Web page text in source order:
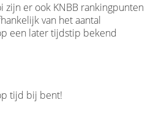
zijn er ook KNBB rankingpunten
van het aantal
een later tijdstip bekend
tijd bij bent!